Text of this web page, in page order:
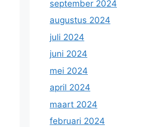
september 2024
augustus 2024
juli 2024
juni 2024
mei 2024
april 2024
maart 2024
februari 2024